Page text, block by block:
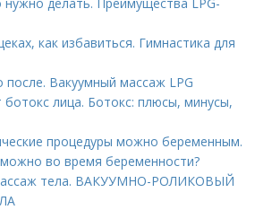
как избавиться. Гимнастика для
после. Вакуумный массаж LPG
ботокс лица. Ботокс: плюсы, минусы,
процедуры можно беременным.
во время беременности?
тела. ВАКУУМНО-РОЛИКОВЫЙ